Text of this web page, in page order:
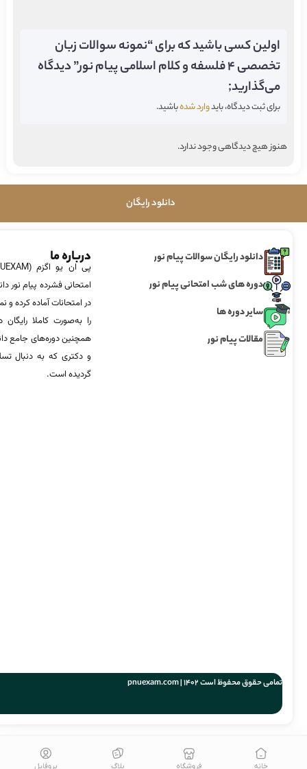
اولین کسی باشید که برای “نمونه سوالات زبان
تخصصی ۴ فلسفه و کلام اسلامی پیام نور” دیدگاه
می‌گذارید;
برای ثبت دیدگاه، بایدوارد شدهباشید.
هنوز هیچ دیدگاهی وجود ندارد.
دانلود رایگان
دانلود رایگان سوالات پیام نور
دوره های شب امتحانی پیام نور
سایر دوره ها
مقالات پیام نور
درباره ما
امتحانی فشرده پیام نور
در امتحانات آماده‌ کرده
را به‌صورت کاملا
همچنین دوره‌های جامع
و دکتری که به دنبال
گردیده است.
تمامی حقوق محفوظ است 1402 | pnuexam.com